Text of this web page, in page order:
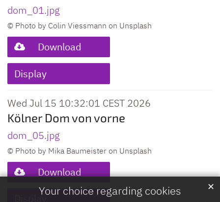
Your choice regarding cookies ✕
dom_01.jpg
© Photo by Colin Viessmann on Unsplash
Download
Display
Wed Jul 15 10:32:01 CEST 2026
Kölner Dom von vorne
dom_05.jpg
© Photo by Mika Baumeister on Unsplash
Download
Display